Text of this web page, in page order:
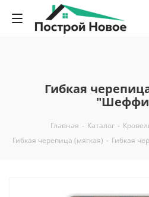
Гибкая
Главная - Каталог -
Гибкая черепица (мягкая) - Гибкая